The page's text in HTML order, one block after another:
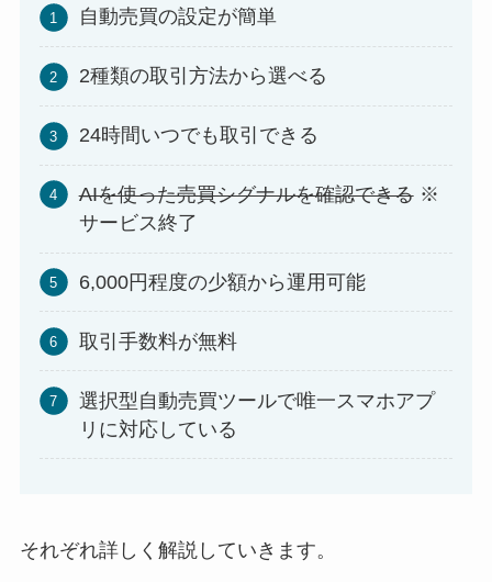
自動売買の設定が簡単
2種類の取引方法から選べる
24時間いつでも取引できる
AIを使った売買シグナルを確認できる※
サービス終了
6,000円程度の少額から運用可能
取引手数料が無料
選択型自動売買ツールで唯一スマホアプ
リに対応している
それぞれ詳しく解説していきます。